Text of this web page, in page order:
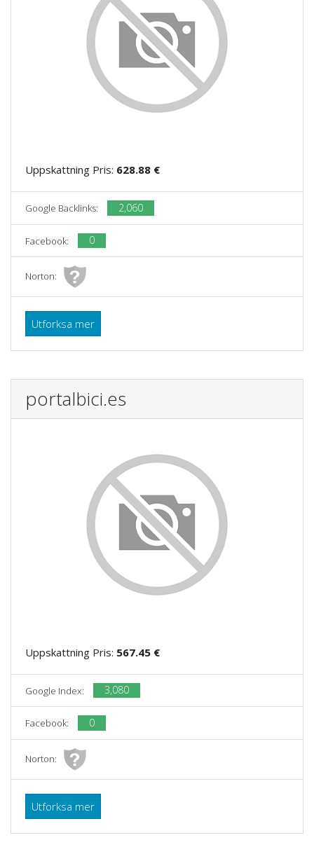
Uppskattning Pris: 628.88 €
Google Backlinks: 2,060
Facebook: 0
Norton:
Utforksa mer
portalbici.es
Uppskattning Pris: 567.45 €
Google Index: 3,080
Facebook: 0
Norton:
Utforksa mer